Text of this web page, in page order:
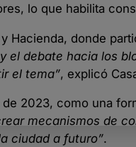
lo que habilita
Hacienda, donde
el debate hacia los
el tema”, explicó
2023, como una
mecanismos de
ciudad a futuro”.